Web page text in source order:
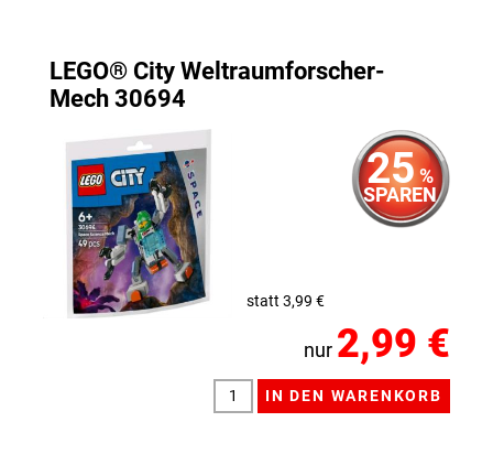
LEGO® City Weltraumforscher-
Mech 30694
25 %
SPAREN
statt 3,99 €
nur 2,99 €